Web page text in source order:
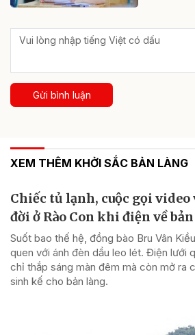
Gửi bình luận
XEM THÊM KHỞI SẮC BẢN LÀNG
Chiếc tủ lạnh, cuộc gọi video
đời ở Rào Con khi điện về bản
Suốt bao thế hệ, đồng bào Bru Vân
quen với ánh đèn dầu leo lét. Điện lưới
chỉ thắp sáng màn đêm mà còn mở ra
sinh kế cho bản làng.